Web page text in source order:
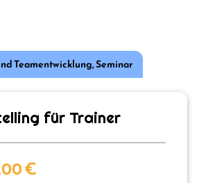
Teamentwicklung,Seminar
für Trainer
€